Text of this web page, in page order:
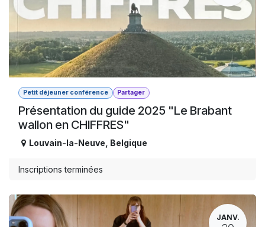
Petit déjeuner conférence Partager
Présentation du guide 2025 "Le Brabant
wallon en CHIFFRES"
Louvain-la-Neuve Belgique
Inscriptions terminées
JANV.